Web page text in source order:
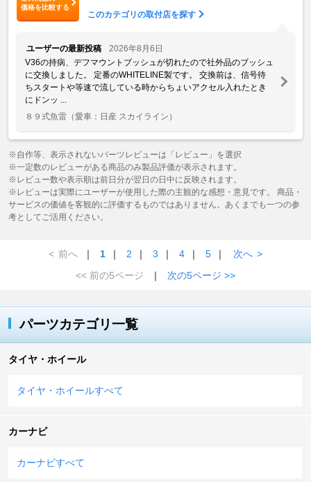
価格を比較する
このカテゴリの取付店を探す
ユーザーの最新投稿
2026年8月6日
V36の持病、デフマウントブッシュが切れたので社外品のブッシュ
に交換しました。 定番のWHITELINE製です。 交換前は、信号待
ちスタートや等速で流している時からちょいアクセル入れたとき
にドンッ ...
８９式魚雷 （愛車：日産 スカイライン）
※自作等、表示されないパーツレビューは「レビュー」を選択
※一定数のレビューがある商品のみ製品評価が表示されます。
※レビュー数や表示順は前日分が翌日の日中に反映されます。
※レビューは実際にユーザーが使用した際の主観的な感想・意見です。 商品・
サービスの価値を客観的に評価するものではありません。あくまでも一つの参
考としてご活用ください。
< 前へ ｜ 1 ｜ 2 ｜ 3 ｜ 4 ｜ 5 ｜ 次へ >
<< 前の5ページ
｜ 次の5ページ >>
パーツカテゴリ一覧
タイヤ・ホイール
タイヤ・ホイールすべて
カーナビ
カーナビすべて